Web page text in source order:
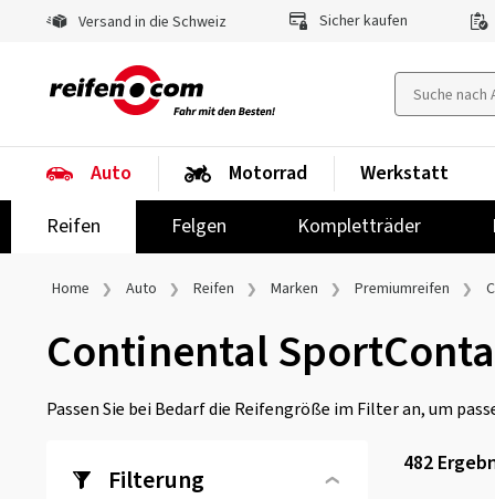
Versand in die Schweiz Sicher kaufen
Auto
Reifen
Felgen Kompletträder
Motorrad Werkstatt
Home Auto Reifen Marken Premiumreifen
Continental
Passen Sie bei Bedarf die Reifengröße im Filter an, um
Filterung 482